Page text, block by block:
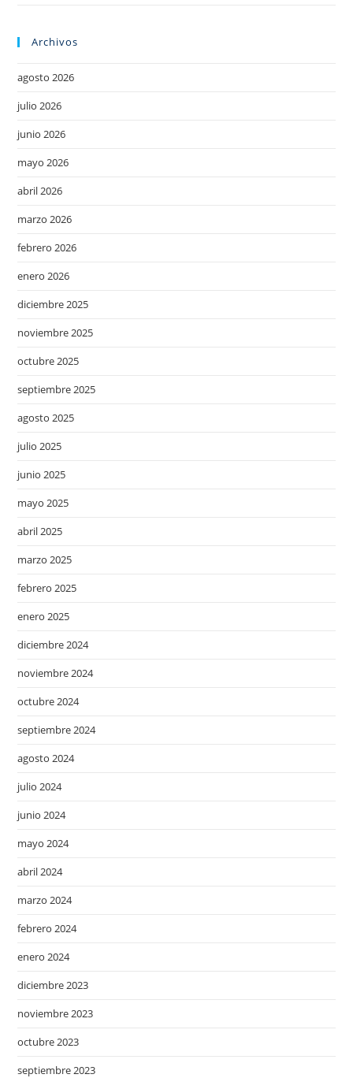
Archivos
agosto 2026
julio 2026
junio 2026
mayo 2026
abril 2026
marzo 2026
febrero 2026
enero 2026
diciembre 2025
noviembre 2025
octubre 2025
septiembre 2025
agosto 2025
julio 2025
junio 2025
mayo 2025
abril 2025
marzo 2025
febrero 2025
enero 2025
diciembre 2024
noviembre 2024
octubre 2024
septiembre 2024
agosto 2024
julio 2024
junio 2024
mayo 2024
abril 2024
marzo 2024
febrero 2024
enero 2024
diciembre 2023
noviembre 2023
octubre 2023
septiembre 2023